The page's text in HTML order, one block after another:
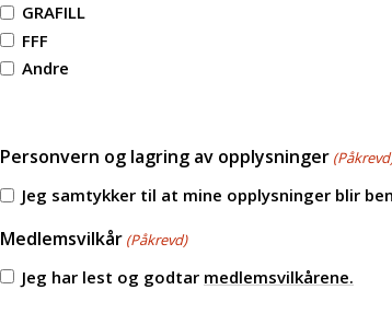
GRAFILL
FFF
Andre
Personvern og lagring av opplysninger
Jeg samtykker til at mine opplysninger blir
Medlemsvilkår (Påkrevd)
Jeg har lest og godtar medlemsvilkårene.